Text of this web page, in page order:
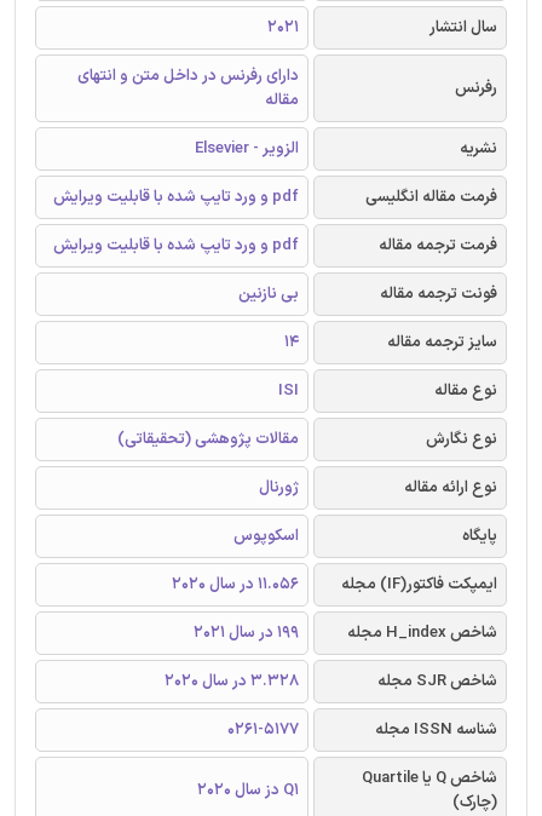
سال انتشار
2021
رفرنس
دارای رفرنس در داخل متن و انتهای
مقاله
نشریه
الزویر - Elsevier
فرمت مقاله انگلیسی
pdf و ورد تایپ شده با قابلیت ویرایش
فرمت ترجمه مقاله
pdf و ورد تایپ شده با قابلیت ویرایش
فونت ترجمه مقاله
بی نازنین
سایز ترجمه مقاله
14
نوع مقاله
ISI
نوع نگارش
مقالات پژوهشی (تحقیقاتی)
نوع ارائه مقاله
ژورنال
پایگاه
اسکوپوس
ایمپکت فاکتور(IF) مجله
11.056 در سال 2020
شاخص H_index مجله
199 در سال 2021
شاخص SJR مجله
3.328 در سال 2020
شناسه ISSN مجله
0261-5177
شاخص Q یا Quartile
(چارک)
Q1 دز سال 2020